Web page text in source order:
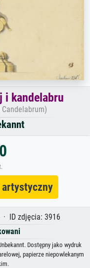
i kandelabru
ID zdjęcia: 3916
Dostępny jako wydruk
papierze niepowlekanym